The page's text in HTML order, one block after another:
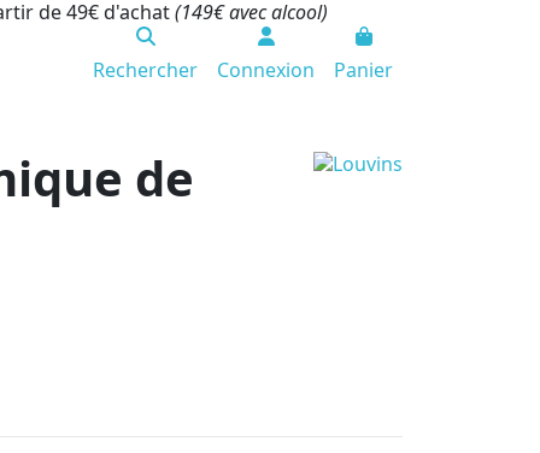
de 49€ d'achat(149€ avec alcool)
Rechercher Connexion Panier
de